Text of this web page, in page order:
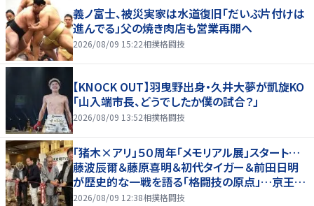
義ノ富士、被災実家は水道復旧「だいぶ片付けは
進んでる」父の焼き肉店も営業再開へ
2026/08/09 15:22相撲格闘技
【KNOCK OUT】羽曳野出身・久井大夢が凱旋KO
「山入端市長、どうでしたか僕の試合？」
2026/08/09 13:52相撲格闘技
「猪木×アリ」５０周年「メモリアル展」スタート…
藤波辰爾＆藤原喜明＆初代タイガー＆前田日明
が歴史的な一戦を語る「格闘技の原点」…京王プ
ラザホテルで３１日まで
2026/08/09 12:38相撲格闘技